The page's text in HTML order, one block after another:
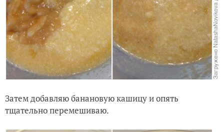
Затем добавляю банановую кашицу и опять
тщательно перемешиваю.